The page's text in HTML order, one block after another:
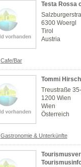
Testa Rossa
6300 Woergl
Tirol
Austria
Cafe/Bar
Tommi
Treustraße
1200 Wien
Wien
Österreich
Gastronomie & Unterkünfte